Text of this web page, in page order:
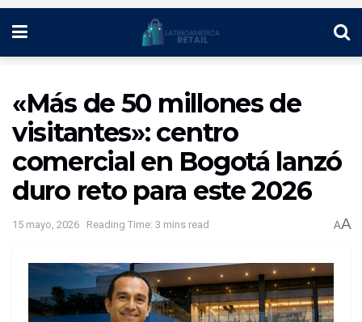
«Más de 50 millones de
visitantes»: centro
comercial en Bogotá lanzó
duro reto para este 2026
15 mayo, 2026 Reading Time: 3 mins read AA